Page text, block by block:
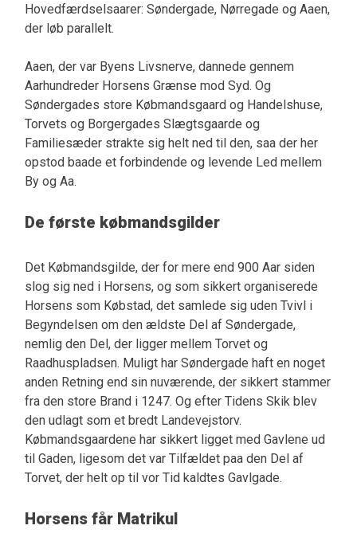
Hovedfærdselsaarer: Søndergade, Nørregade og Aaen,
der løb parallelt.
Aaen, der var Byens Livsnerve, dannede gennem
Aarhundreder Horsens Grænse mod Syd. Og
Søndergades store Købmandsgaard og Handelshuse,
Torvets og Borgergades Slægtsgaarde og
Familiesæder strakte sig helt ned til den, saa der her
opstod baade et forbindende og levende Led mellem
By og Aa.
De første købmandsgilder
Det Købmandsgilde, der for mere end 900 Aar siden
slog sig ned i Horsens, og som sikkert organiserede
Horsens som Købstad, det samlede sig uden Tvivl i
Begyndelsen om den ældste Del af Søndergade,
nemlig den Del, der ligger mellem Torvet og
Raadhuspladsen. Muligt har Søndergade haft en noget
anden Retning end sin nuværende, der sikkert stammer
fra den store Brand i 1247. Og efter Tidens Skik blev
den udlagt som et bredt Landevejstorv.
Købmandsgaardene har sikkert ligget med Gavlene ud
til Gaden, ligesom det var Tilfældet paa den Del af
Torvet, der helt op til vor Tid kaldtes Gavlgade.
Horsens får Matrikul